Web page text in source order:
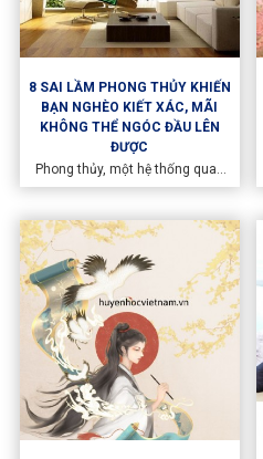
8 SAI LẦM PHONG THỦY KHIẾN
BẠN NGHÈO KIẾT XÁC, MÃI
KHÔNG THỂ NGÓC ĐẦU LÊN
ĐƯỢC
Phong thủy, một hệ thống quan
niệm có nguồn gốc từ Trung
không gian sống hài hòa và cân
bằng. Tuy nhiên, có những sai
lầm phổ biến trong việc áp dụng
phong thủy có thể khiến bạn gặp
khó khăn trong cuộc sống và tài
chính. Hãy cùng Huyền Học Việt
Nam tìm hiểu về 8 sai lầm phong
thủy mà bạn nên tránh để có một
cuộc sống thịnh vượng và thành
công.